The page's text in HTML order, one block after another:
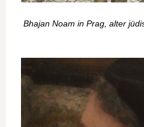
Bhajan Noam in Prag, alter